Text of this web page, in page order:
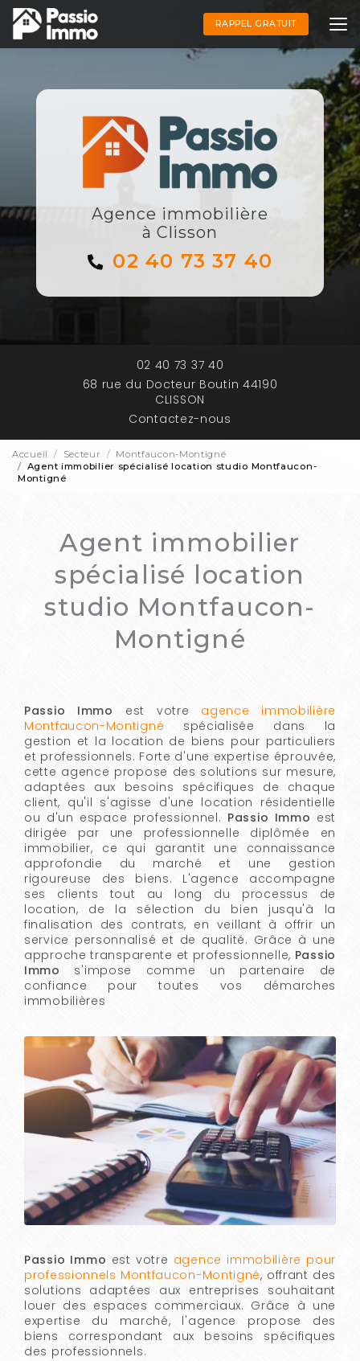
Aller
au
contenu
principal
RAPPEL GRATUIT
Agence immobilière
à Clisson
02 40 73 37 40
02 40 73 37 40
68 rue du Docteur Boutin 44190
CLISSON
Contactez-nous
Accueil Secteur
Montfaucon-Montigné
Agent immobilier spécialisé location studio Montfaucon-
Montigné
Agent immobilier
spécialisé location
studio Montfaucon-
Montigné
Passio Immo est votre agence immobilière
Montfaucon-Montigné spécialisée dans la
gestion et la location de biens pour particuliers
et professionnels. Forte d'une expertise éprouvée,
cette agence propose des solutions sur mesure,
adaptées aux besoins spécifiques de chaque
client, qu'il s'agisse d'une location résidentielle
ou d'un espace professionnel. Passio Immo est
dirigée par une professionnelle diplômée en
immobilier, ce qui garantit une connaissance
approfondie du marché et une gestion
rigoureuse des biens. L'agence accompagne
ses clients tout au long du processus de
location, de la sélection du bien jusqu'à la
finalisation des contrats, en veillant à offrir un
service personnalisé et de qualité. Grâce à une
approche transparente et professionnelle, Passio
Immo s'impose comme un partenaire de
confiance pour toutes vos démarches
immobilières
Passio Immo est votre agence immobilière pour
professionnels Montfaucon-Montigné, offrant des
solutions adaptées aux entreprises souhaitant
louer des espaces commerciaux. Grâce à une
expertise du marché, l'agence propose des
biens correspondant aux besoins spécifiques
des professionnels.